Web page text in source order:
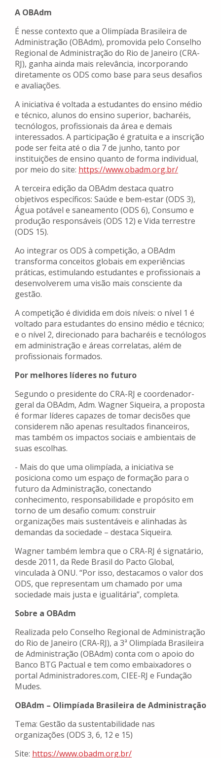
A OBAdm
É nesse contexto que a Olimpíada Brasileira de
Administração (OBAdm), promovida pelo Conselho
Regional de Administração do Rio de Janeiro (CRA-
RJ), ganha ainda mais relevância, incorporando
diretamente os ODS como base para seus desafios
e avaliações.
A iniciativa é voltada a estudantes do ensino médio
e técnico, alunos do ensino superior, bacharéis,
tecnólogos, profissionais da área e demais
interessados. A participação é gratuita e a inscrição
pode ser feita até o dia 7 de junho, tanto por
instituições de ensino quanto de forma individual,
por meio do site: https://www.obadm.org.br/
A terceira edição da OBAdm destaca quatro
objetivos específicos: Saúde e bem-estar (ODS 3),
Água potável e saneamento (ODS 6), Consumo e
produção responsáveis (ODS 12) e Vida terrestre
(ODS 15).
Ao integrar os ODS à competição, a OBAdm
transforma conceitos globais em experiências
práticas, estimulando estudantes e profissionais a
desenvolverem uma visão mais consciente da
gestão.
A competição é dividida em dois níveis: o nível 1 é
voltado para estudantes do ensino médio e técnico;
e o nível 2, direcionado para bacharéis e tecnólogos
em administração e áreas correlatas, além de
profissionais formados.
Por melhores líderes no futuro
Segundo o presidente do CRA-RJ e coordenador-
geral da OBAdm, Adm. Wagner Siqueira, a proposta
é formar líderes capazes de tomar decisões que
considerem não apenas resultados financeiros,
mas também os impactos sociais e ambientais de
suas escolhas.
- Mais do que uma olimpíada, a iniciativa se
posiciona como um espaço de formação para o
futuro da Administração, conectando
conhecimento, responsabilidade e propósito em
torno de um desafio comum: construir
organizações mais sustentáveis e alinhadas às
demandas da sociedade – destaca Siqueira.
Wagner também lembra que o CRA-RJ é signatário,
desde 2011, da Rede Brasil do Pacto Global,
vinculada à ONU. “Por isso, destacamos o valor dos
ODS, que representam um chamado por uma
sociedade mais justa e igualitária”, completa.
Sobre a OBAdm
Realizada pelo Conselho Regional de Administração
do Rio de Janeiro (CRA-RJ), a 3ª Olimpíada Brasileira
de Administração (OBAdm) conta com o apoio do
Banco BTG Pactual e tem como embaixadores o
portal Administradores.com, CIEE-RJ e Fundação
Mudes.
OBAdm – Olimpíada Brasileira de Administração
Tema: Gestão da sustentabilidade nas
organizações (ODS 3, 6, 12 e 15)
Site: https://www.obadm.org.br/